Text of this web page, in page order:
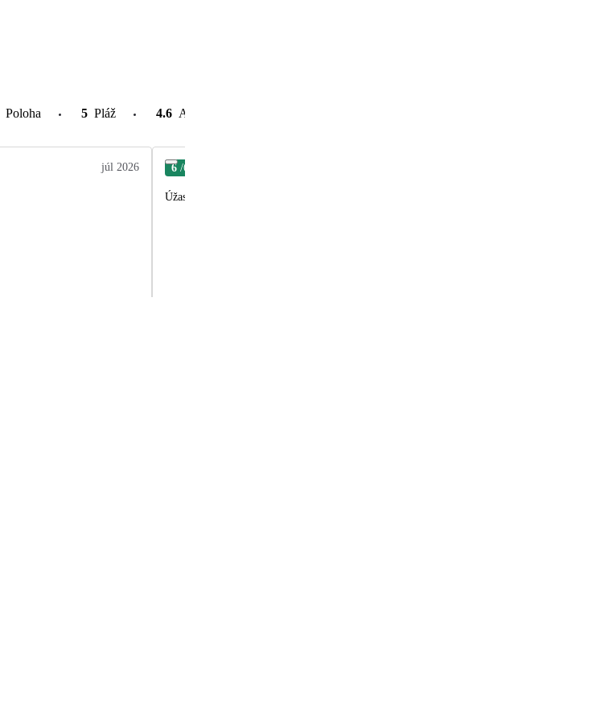
Poloha 5 Pláž 4.6 Atrakcie v okolí
júl 2026 6 /6
Úžasný hotel